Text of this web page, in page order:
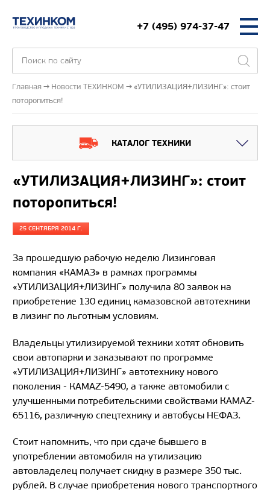
+7 (495) 974-37-47
Главная Новости ТЕХИНКОМ
«УТИЛИЗАЦИЯ+ЛИЗИНГ»: стоит
поторопиться!
КАТАЛОГ ТЕХНИКИ
«УТИЛИЗАЦИЯ+ЛИЗИНГ»: стоит
поторопиться!
25 СЕНТЯБРЯ 2014 Г.
За прошедшую рабочую неделю Лизинговая
компания «КАМАЗ» в рамках программы
«УТИЛИЗАЦИЯ+ЛИЗИНГ» получила 80 заявок на
приобретение 130 единиц камазовской автотехники
в лизинг по льготным условиям.
Владельцы утилизируемой техники хотят обновить
свои автопарки и заказывают по программе
«УТИЛИЗАЦИЯ+ЛИЗИНГ» автотехнику нового
поколения - КАМАZ-5490, а также автомобили с
улучшенными потребительскими свойствами КАМАZ-
65116, различную спецтехнику и автобусы НЕФАЗ.
Стоит напомнить, что при сдаче бывшего в
употреблении автомобиля на утилизацию
автовладелец получает скидку в размере 350 тыс.
рублей. В случае приобретения нового транспортного